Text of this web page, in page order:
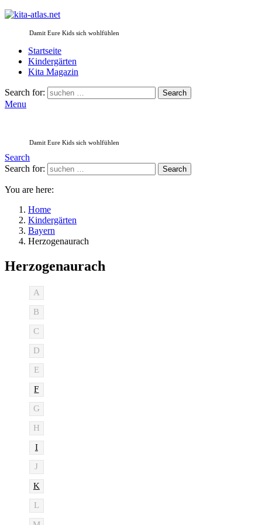
Damit Eure Kids sich wohlfühlen
Startseite
Kindergärten
Kita Magazin
Search for: Search
Menu
Damit Eure Kids sich wohlfühlen
Search
Search for:
Search
You are here:
Home
Kindergärten
Bayern
Herzogenaurach
Herzogenaurach
A
B
C
D
E
F
G
H
I
J
K
L